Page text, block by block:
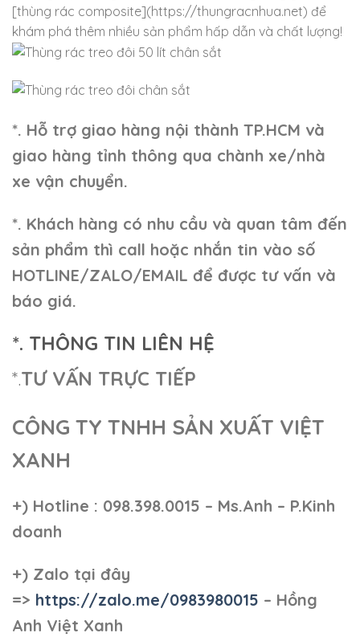
[thùng rác composite](https://thungracnhua.net) để
khám phá thêm nhiều sản phẩm hấp dẫn và chất lượng!
*. Hỗ trợ giao hàng nội thành TP.HCM và
giao hàng tỉnh thông qua chành xe/nhà
xe vận chuyển.
*. Khách hàng có nhu cầu và quan tâm đến
sản phẩm thì call hoặc nhắn tin vào số
HOTLINE/ZALO/EMAIL để được tư vấn và
báo giá.
*. THÔNG TIN LIÊN HỆ
*.TƯ VẤN TRỰC TIẾP
CÔNG TY TNHH SẢN XUẤT VIỆT
XANH
+) Hotline : 098.398.0015 – Ms.Anh – P.Kinh
doanh
+) Zalo tại đây
=> https://zalo.me/0983980015 – Hồng
Anh Việt Xanh